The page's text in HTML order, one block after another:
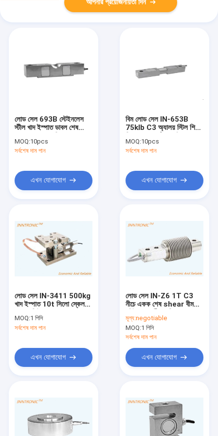
পণ্য
আমাদের সম্পর্কে
আপনার প্রয়োজনীয়তা দিন
লোড সেল 693B স্টেইনলেস
স্টীল খাদ ইস্পাত ডাবল শেষ
200KLB জন্য ওজন সেতু
3.0 ± 0.003mV / V
MOQ:10pcs
সর্বশেষ দাম পান
এখন যোগাযোগ
বিম লোড সেল IN-653B
75klb C3 অ্যালয় স্টিল শিয়ার
স্কেল প্ল্যাটফর্ম স্কেলের জন্য
আউটপুট 3.0 MV/V
MOQ:10pcs
সর্বশেষ দাম পান
এখন যোগাযোগ
লোড সেল IN-3411 500kg
খাদ ইস্পাত 10t সিলো স্কেল
Shear Beam force
sensor 3.0±
MOQ:1 পিসি
সর্বশেষ দাম পান
এখন যোগাযোগ
লোড সেল IN-Z6 1T C3
নীচে একক শেষ shear বীম
জন্য সিলো প্ল্যাটফর্ম স্কেল 2m
/ v
মূল্য:negotiable
MOQ:1 পিসি
সর্বশেষ দাম পান
এখন যোগাযোগ